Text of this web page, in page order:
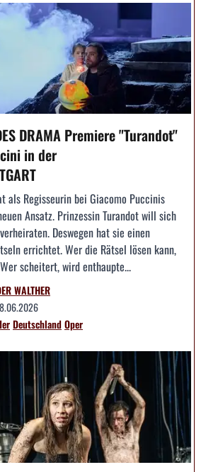
DRAMA Premiere "Turandot"
in der
als Regisseurin bei Giacomo Puccinis
Ansatz. Prinzessin Turandot will sich
Deswegen hat sie einen
errichtet. Wer die Rätsel lösen kann,
scheitert, wird enthaupte...
WALTHER
DeutschlandOper